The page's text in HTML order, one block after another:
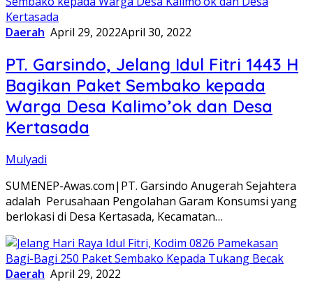
Daerah April 29, 2022April 30, 2022
PT. Garsindo, Jelang Idul Fitri 1443 H
Bagikan Paket Sembako kepada
Warga Desa Kalimo’ok dan Desa
Kertasada
Mulyadi
SUMENEP-Awas.com|PT. Garsindo Anugerah Sejahtera
adalah Perusahaan Pengolahan Garam Konsumsi yang
berlokasi di Desa Kertasada, Kecamatan…
Daerah April 29, 2022